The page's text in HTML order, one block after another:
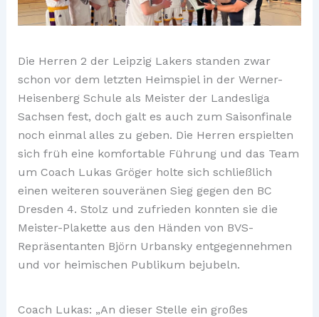
Die Herren 2 der Leipzig Lakers standen zwar
schon vor dem letzten Heimspiel in der Werner-
Heisenberg Schule als Meister der Landesliga
Sachsen fest, doch galt es auch zum Saisonfinale
noch einmal alles zu geben. Die Herren erspielten
sich früh eine komfortable Führung und das Team
um Coach Lukas Gröger holte sich schließlich
einen weiteren souveränen Sieg gegen den BC
Dresden 4. Stolz und zufrieden konnten sie die
Meister-Plakette aus den Händen von BVS-
Repräsentanten Björn Urbansky entgegennehmen
und vor heimischen Publikum bejubeln.
Coach Lukas: „An dieser Stelle ein großes